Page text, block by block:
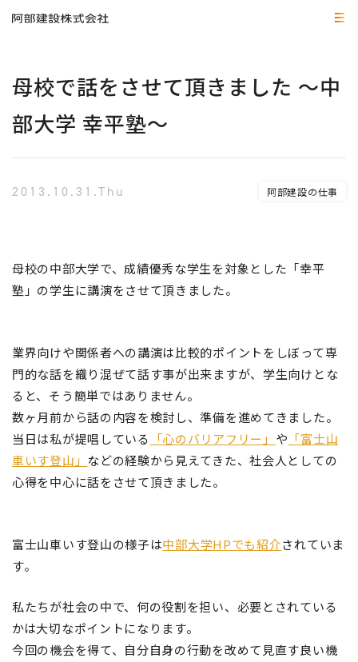
母校で話をさせて頂きました ～中
部大学 幸平塾～
2013.10.31.Thu 阿部建設の仕事
母校の中部大学で、成績優秀な学生を対象とした「幸平
塾」の学生に講演をさせて頂きました。
業界向けや関係者への講演は比較的ポイントをしぼって専
門的な話を織り混ぜて話す事が出来ますが、学生向けとな
ると、そう簡単ではありません。
数ヶ月前から話の内容を検討し、準備を進めてきました。
当日は私が提唱している 「心のバリアフリー」 や 「富士山
車いす登山」 などの経験から見えてきた、社会人としての
心得を中心に話をさせて頂きました。
富士山車いす登山の様子は中部大学HPでも紹介されていま
す。
私たちが社会の中で、何の役割を担い、必要とされている
かは大切なポイントになります。
今回の機会を得て、自分自身の行動を改めて見直す良い機